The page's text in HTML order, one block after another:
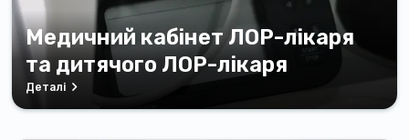
Медичний кабінет ЛОР-лікаря
та дитячого ЛОР-лікаря
Деталі